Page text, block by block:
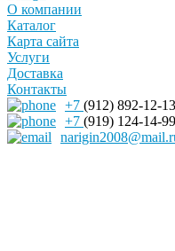
О компании
Каталог
Карта сайта
Услуги
Доставка
Контакты
+7 (912) 892-12-13
+7 (919) 124-14-99